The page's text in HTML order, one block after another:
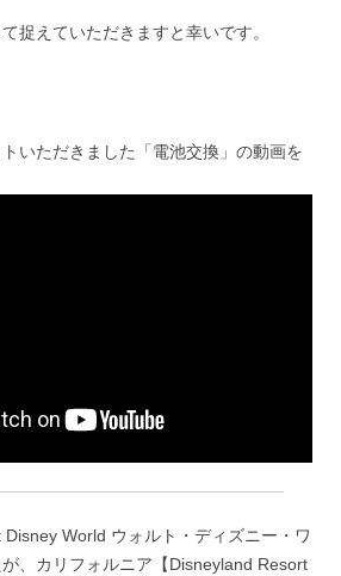
捉えていただきますと幸いです。
いただきました「電池交換」の動画を
World ウォルト・ディズニー・ワ
、カリフォルニア【Disneyland Resort